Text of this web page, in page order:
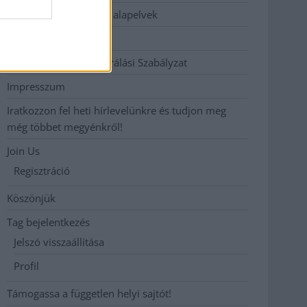
Etikai és függetlenségi alapelvek
Hozzászólási és Moderálási Szabályzat
Impresszum
Iratkozzon fel heti hírlevelünkre és tudjon meg
még többet megyénkről!
Join Us
Regisztráció
Köszönjük
Tag bejelentkezés
Jelszó visszaállítása
Profil
Támogassa a független helyi sajtót!